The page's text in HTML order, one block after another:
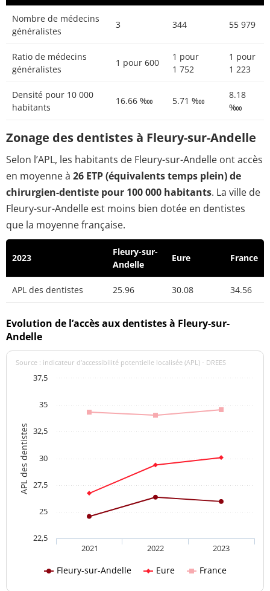
Nombre de médecins
généralistes
3 344 55 979
Ratio de médecins
généralistes
1 pour 600
1 pour
1 752
1 pour
1 223
Densité pour 10 000
habitants
16.66 ‱ 5.71 ‱
8.18
‱
Zonage des dentistes à Fleury-sur-Andelle
Selon l’APL, les habitants de Fleury-sur-Andelle ont accès
en moyenne à 26 ETP (équivalents temps plein) de
chirurgien-dentiste pour 100 000 habitants. La ville de
Fleury-sur-Andelle est moins bien dotée en dentistes
que la moyenne française.
2023
Fleury-sur-
Andelle
Eure France
APL des dentistes 25.96 30.08 34.56
Evolution de l’accès aux dentistes à Fleury-sur-
Andelle
APL des dentistes
Source : indicateur d’accessibilité potentielle localisée (APL) - DREES
Fleury-sur-Andelle Eure France
2021 2022 2023
22,5
25
27,5
30
32,5
35
37,5